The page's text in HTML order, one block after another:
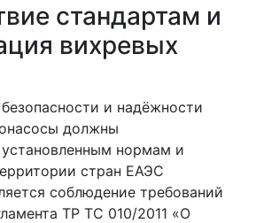
стандартам и
вихревых
и надёжности
должны
установленным нормам и
стран ЕАЭС
соблюдение требований
ТР ТС 010/2011 «О